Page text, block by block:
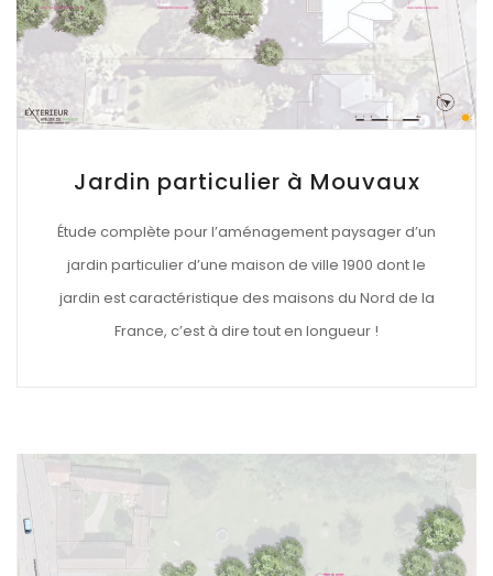
Jardin particulier à Mouvaux
Étude complète pour l’aménagement paysager d’un
jardin particulier d’une maison de ville 1900 dont le
jardin est caractéristique des maisons du Nord de la
France, c’est à dire tout en longueur !